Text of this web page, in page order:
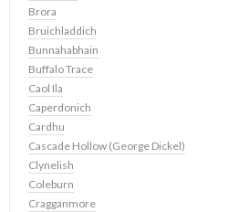
Brora
Bruichladdich
Bunnahabhain
Buffalo Trace
Caol Ila
Caperdonich
Cardhu
Cascade Hollow (George Dickel)
Clynelish
Coleburn
Cragganmore